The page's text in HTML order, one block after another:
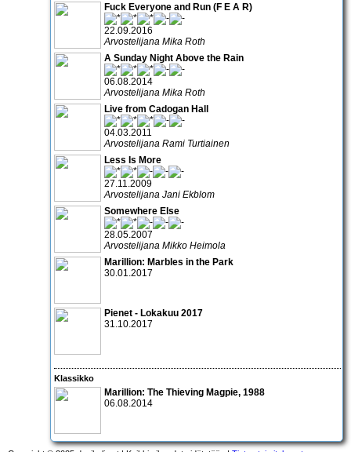
Fuck Everyone and Run (F E A R)
22.09.2016
Arvostelijana Mika Roth
A Sunday Night Above the Rain
06.08.2014
Arvostelijana Mika Roth
Live from Cadogan Hall
04.03.2011
Arvostelijana Rami Turtiainen
Less Is More
27.11.2009
Arvostelijana Jani Ekblom
Somewhere Else
28.05.2007
Arvostelijana Mikko Heimola
Marillion: Marbles in the Park
30.01.2017
Pienet - Lokakuu 2017
31.10.2017
Klassikko
Marillion: The Thieving Magpie, 1988
06.08.2014